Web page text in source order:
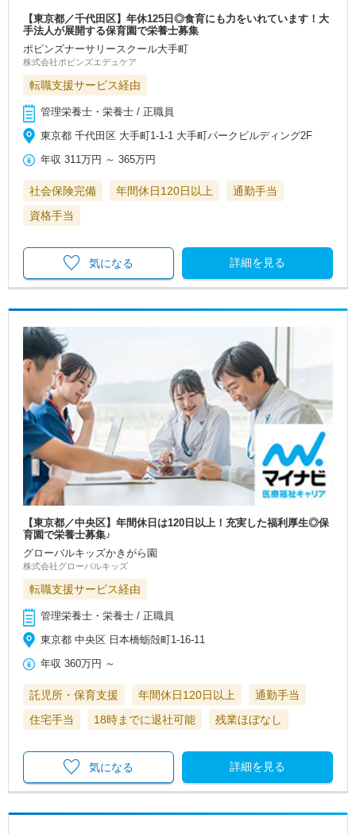
【東京都／千代田区】年休125日◎食育にも力をいれています！大
手法人が展開する保育園で栄養士募集
ポピンズナーサリースクール大手町
株式会社ポピンズエデュケア
転職支援サービス経由
管理栄養士・栄養士 / 正職員
東京都 千代田区 大手町1-1-1 大手町パークビルディング2F
年収 311万円 ～365万円
社会保険完備 年間休日120日以上
通勤手当
資格手当
詳細を見る
気になる
【東京都／中央区】年間休日は120日以上！充実した福利厚生◎保
育園で栄養士募集♪
グローバルキッズかきがら園
株式会社グローバルキッズ
転職支援サービス経由
管理栄養士・栄養士 / 正職員
東京都 中央区 日本橋蛎殻町1-16-11
年収 360万円 ～
託児所・保育支援 年間休日120日以上
通勤手当
住宅手当
18時までに退社可能 残業ほぼなし
詳細を見る
気になる